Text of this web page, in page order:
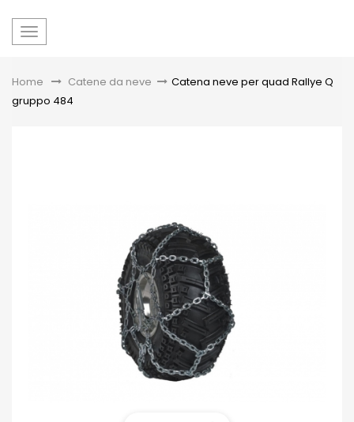
navigazione
Home &gt;Catene da neve > Catena neve per quad Rallye Q
gruppo 484